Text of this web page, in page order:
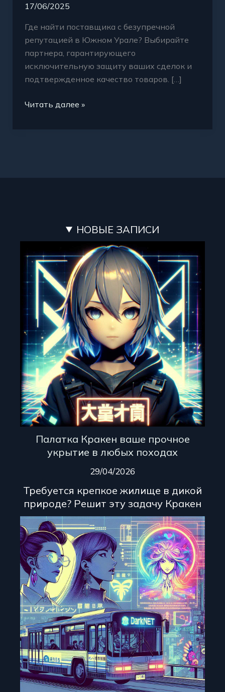
17/06/2025
Где найти поставщика с безупречной
репутацией в Южном Урале? Выбирайте
партнера, гарантирующего
исключительную защиту ваших сделок и
подтвержденное качество товаров. […]
Читать далее »
НОВЫЕ ЗАПИСИ
Палатка Кракен ваше прочное
укрытие в любых походах
29/04/2026
Требуется крепкое жилище в дикой
природе? Решит эту задачу Кракен